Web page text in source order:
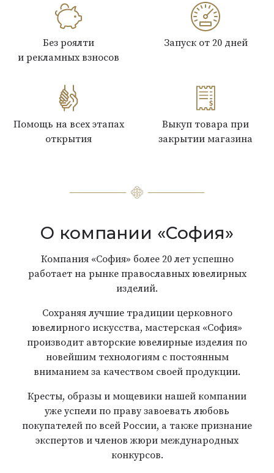
Без роялти
и рекламных взносов
Запуск от 20 дней
Помощь на всех этапах
открытия
Выкуп товара при
закрытии магазина
О компании «София»
Компания «София» более 20 лет успешно
работает на рынке православных ювелирных
изделий.
Сохраняя лучшие традиции церковного
ювелирного искусства, мастерская «София»
производит авторские ювелирные изделия по
новейшим технологиям с постоянным
вниманием за качеством своей продукции.
Кресты, образы и мощевики нашей компании
уже успели по праву завоевать любовь
покупателей по всей России, а также признание
экспертов и членов жюри международных
конкурсов.